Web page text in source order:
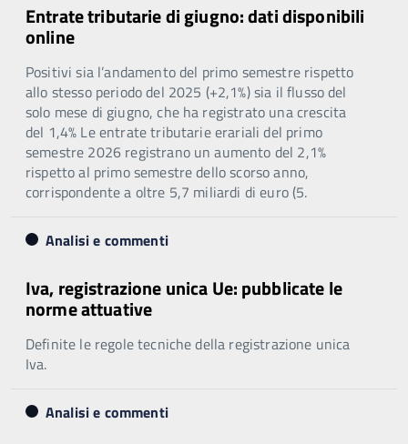
Entrate tributarie di giugno: dati disponibili
online
Positivi sia l’andamento del primo semestre rispetto
allo stesso periodo del 2025 (+2,1%) sia il flusso del
solo mese di giugno, che ha registrato una crescita
del 1,4% Le entrate tributarie erariali del primo
semestre 2026 registrano un aumento del 2,1%
rispetto al primo semestre dello scorso anno,
corrispondente a oltre 5,7 miliardi di euro (5.
Analisi e commenti
Iva, registrazione unica Ue: pubblicate le
norme attuative
Definite le regole tecniche della registrazione unica
Iva.
Analisi e commenti